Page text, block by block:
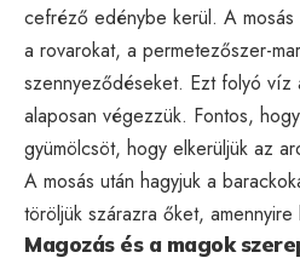
cefréző edénybe kerül. A
a rovarokat, a permetezőszer-
szennyeződéseket. Ezt folyó víz
alaposan végezzük. Fontos,
gyümölcsöt, hogy elkerüljük az
A mosás után hagyjuk a
töröljük szárazra őket, amennyire
Magozás és a magok